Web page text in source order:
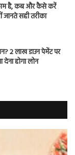
है, कब और कैसे करें
जानते सही तरीका
2 लाख डाउन पेमेंट पर
होगा लोन